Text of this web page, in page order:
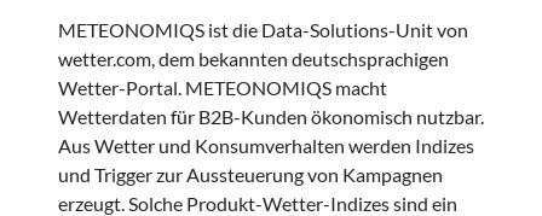
METEONOMIQS ist die Data-Solutions-Unit von
wetter.com, dem bekannten deutschsprachigen
Wetter-Portal. METEONOMIQS macht
Wetterdaten für B2B-Kunden ökonomisch nutzbar.
Aus Wetter und Konsumverhalten werden Indizes
und Trigger zur Aussteuerung von Kampagnen
erzeugt. Solche Produkt-Wetter-Indizes sind ein